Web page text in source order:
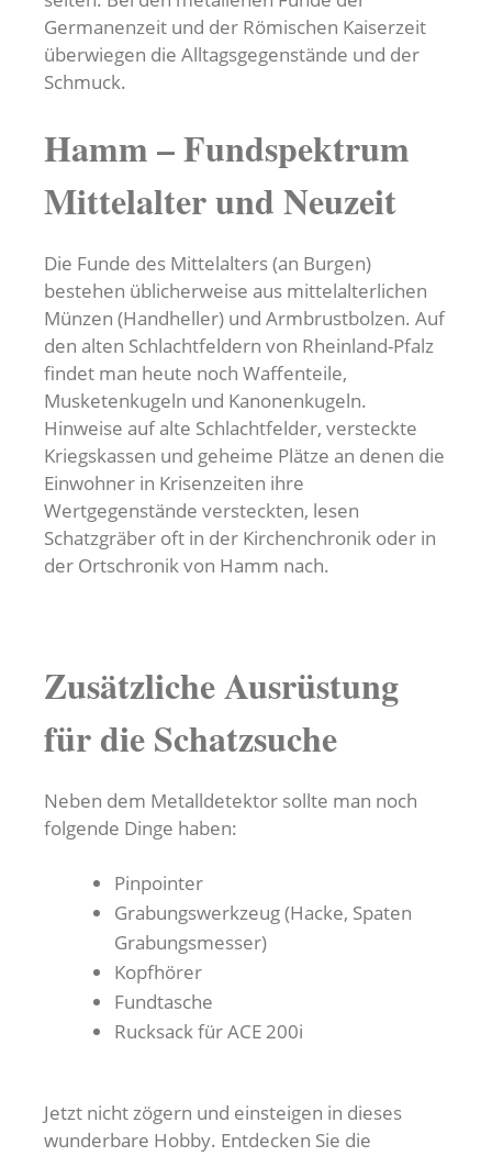
Germanenzeit und der Römischen Kaiserzeit
überwiegen die Alltagsgegenstände und der
Schmuck.
Hamm – Fundspektrum
Mittelalter und Neuzeit
Die Funde des Mittelalters (an Burgen)
bestehen üblicherweise aus mittelalterlichen
Münzen (Handheller) und Armbrustbolzen. Auf
den alten Schlachtfeldern von Rheinland-Pfalz
findet man heute noch Waffenteile,
Musketenkugeln und Kanonenkugeln.
Hinweise auf alte Schlachtfelder, versteckte
Kriegskassen und geheime Plätze an denen die
Einwohner in Krisenzeiten ihre
Wertgegenstände versteckten, lesen
Schatzgräber oft in der Kirchenchronik oder in
der Ortschronik von Hamm nach.
Zusätzliche Ausrüstung
für die Schatzsuche
Neben dem Metalldetektor sollte man noch
folgende Dinge haben:
Pinpointer
Grabungswerkzeug (Hacke, Spaten
Grabungsmesser)
Kopfhörer
Fundtasche
Rucksack für ACE 200i
Jetzt nicht zögern und einsteigen in dieses
wunderbare Hobby. Entdecken Sie die